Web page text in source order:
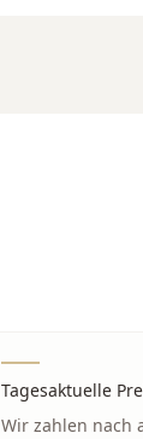
Tagesaktuelle
Wir zahlen nach